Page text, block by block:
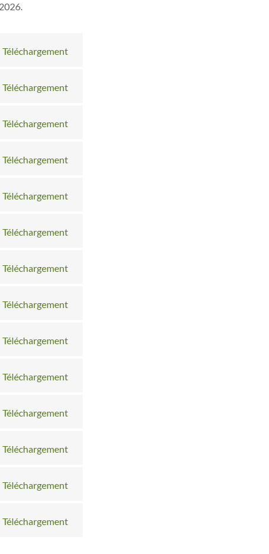
Téléchargement
Téléchargement
Téléchargement
Téléchargement
Téléchargement
Téléchargement
Téléchargement
Téléchargement
Téléchargement
Téléchargement
Téléchargement
Téléchargement
Téléchargement
Téléchargement